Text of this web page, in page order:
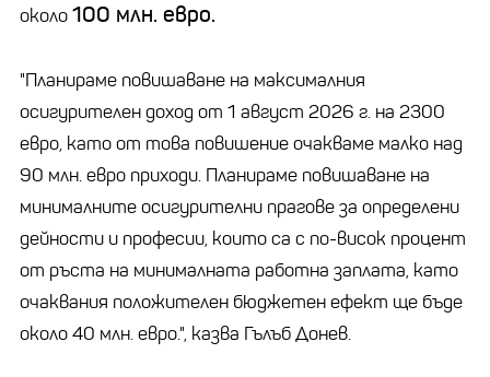
около100 млн. евро.
"Планираме повишаване на максималния
осигурителен доход от 1 август 2026 г. на 2300
евро, като от това повишение очакваме малко над
90 млн. евро приходи. Планираме повишаване на
минималните осигурителни прагове за определени
дейности и професии, които са с по-висок процент
от ръста на минималната работна заплата, като
очаквания положителен бюджетен ефект ще бъде
около 40 млн. евро.", казва Гълъб Донев.